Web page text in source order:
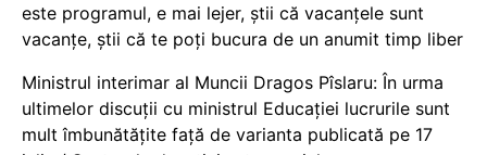
este programul, e mai lejer, știi că vacanțele sunt
vacanţe, știi că te poți bucura de un anumit timp liber
Ministrul interimar al Muncii Dragos Pîslaru: În urma
ultimelor discuții cu ministrul Educației lucrurile sunt
mult îmbunătățite față de varianta publicată pe 17